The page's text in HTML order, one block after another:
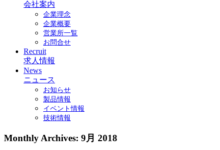
会社案内
企業理念
企業概要
営業所一覧
お問合せ
Recruit
求人情報
News
ニュース
お知らせ
製品情報
イベント情報
技術情報
Monthly Archives: 9月 2018